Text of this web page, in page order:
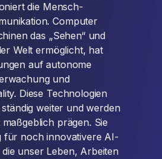
die Mensch-
Computer
das „Sehen“ und
Welt ermöglicht, hat
auf autonome
und
Diese Technologien
weiter und werden
prägen. Sie
für noch innovativere AI-
unser Leben, Arbeiten